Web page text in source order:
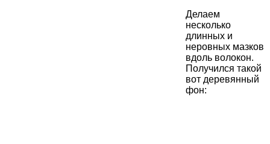
Делаем
несколько
длинных и
неровных мазков
вдоль волокон.
Получился такой
вот деревянный
фон: